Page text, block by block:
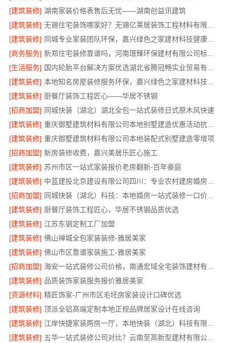
[建筑装修] 湖南家装价格表售后无忧——湖南创益讯建筑
[建筑装修]
[建筑装修]
同城专业家装团队环保，嘉兴绿色之家建材科技健康居家
[商务服务]
新郑住宅装修靠谱吗，河南璟臻环保建材有限公司标准化施工
[生活服务]
[建筑装修]
[建筑装修] 厨餐厅装饰工程匠心——华居不锈钢
[招商加盟] 同城快装（湖北）湖北全包一站式装修日式原木风快速
[建筑装修]
重庆御墅建筑材料有限公司本地别墅建造优惠活动抗震防风
[建筑装修] 重庆御墅建筑材料有限公司本地装配式别墅建造零增项
[招商加盟] 新房装修收费，嘉兴美居乐匠心施工
[建筑装修] 苏州市区一站式家装报价老房翻新-百年豪庭
[建筑装修]
[招商加盟]
同城快装（湖北）科技：本地婚房一站式装修一口价工期保障
[建筑装修] 厨餐厅装饰工程匠心，华居不锈钢品质优选
[建筑装修] 江苏东钢定制工厂加盟
[建筑装修] 佛山禅城全包家装装修-雅居美家
[建筑装修] 佛山市区靠谱家装施工-雅居美家
[招商加盟]
[建筑装修] 品质装饰家装服务报价雅居美家
[资源材料] 精匠饰家-广州市区毛坯房家装设计口碑优选
[建筑装修] 顶派全铝高端定制本地正规品牌居家设计在线咨询
[建筑装修]
[建筑装修]
五华一站式装修公司对比？云南至高新型建材有限公司优势明显